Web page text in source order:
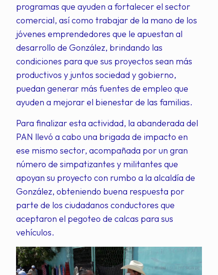
programas que ayuden a fortalecer el sector
comercial, así como trabajar de la mano de los
jóvenes emprendedores que le apuestan al
desarrollo de González, brindando las
condiciones para que sus proyectos sean más
productivos y juntos sociedad y gobierno,
puedan generar más fuentes de empleo que
ayuden a mejorar el bienestar de las familias.
Para finalizar esta actividad, la abanderada del
PAN llevó a cabo una brigada de impacto en
ese mismo sector, acompañada por un gran
número de simpatizantes y militantes que
apoyan su proyecto con rumbo a la alcaldía de
González, obteniendo buena respuesta por
parte de los ciudadanos conductores que
aceptaron el pegoteo de calcas para sus
vehículos.